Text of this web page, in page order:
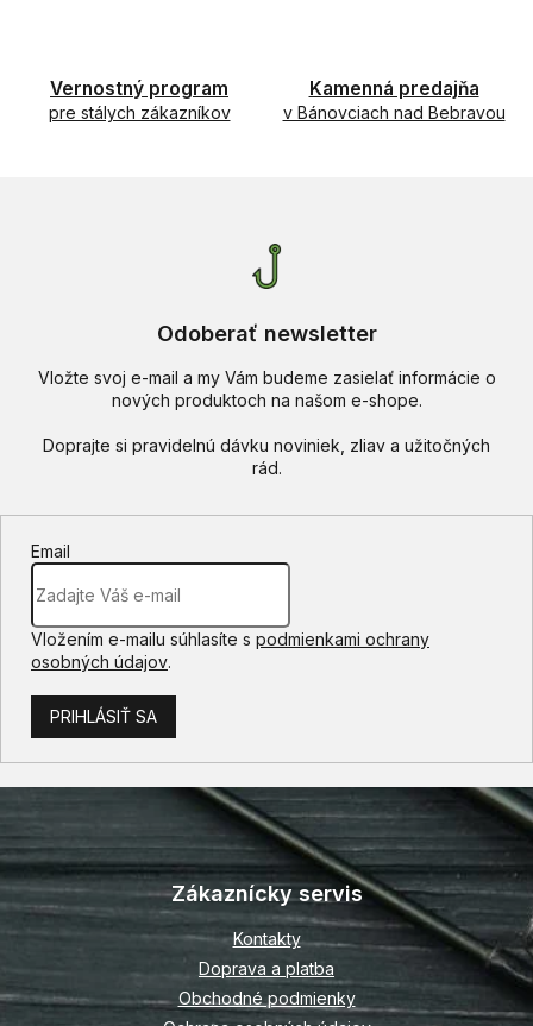
Vernostný program
pre stálych zákazníkov
Kamenná predajňa
v Bánovciach nad Bebravou
Odoberať newsletter
Vložte svoj e-mail a my Vám budeme zasielať informácie o
nových produktoch na našom e-shope.
Email
Vložením e-mailu súhlasíte s podmienkami ochrany
osobných údajov.
PRIHLÁSIŤ SA
Z
á
p
ä
e
Zákaznícky servis
Kontakty
Doprava a platba
Obchodné podmienky